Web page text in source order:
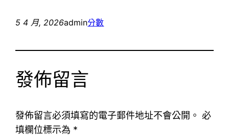
5 4 月, 2026admin分數
發佈留言
發佈留言必須填寫的電子郵件地址不會公開。 必
填欄位標示為 *